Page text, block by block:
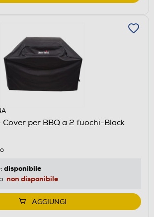
Cover per BBQ a 2 fuochi-Black
disponibile
non disponibile
AGGIUNGI